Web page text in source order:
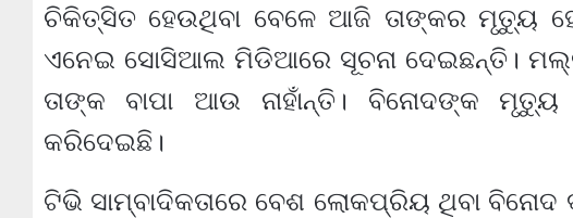
ଚିକିତ୍ସିତ ହେଉଥିବା ବେଳେ ଆଜି ତାଙ୍କର ମୃତ୍ୟୁ
ଏନେଇ ସୋସିଆଲ ମିଡିଆରେ ସୂଚନା ଦେଇଛନ୍ତି।
ତାଙ୍କ ବାପା ଆଉ ନାହାଁନ୍ତି। ବିନୋଦଙ୍କ
କରିଦେଇଛି।
ଟିଭି ସାମ୍ବାଦିକତାରେ ବେଶ ଲୋକପ୍ରିୟ ଥିବା ବିନୋଦ